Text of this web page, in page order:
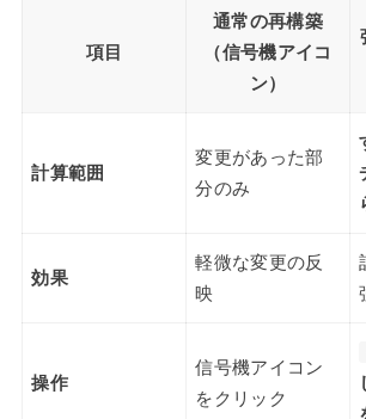
項目
通常の再構築
（信号機アイコ
ン）
計算範囲
変更があった部
分のみ
効果
軽微な変更の反
映
操作
信号機アイコン
をクリック